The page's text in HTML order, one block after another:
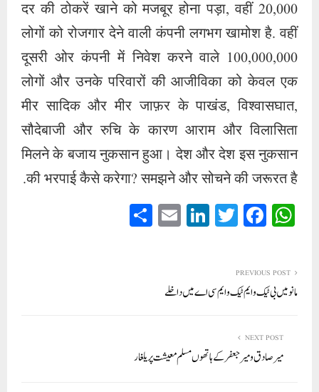
दर की ठोकरें खाने को मजबूर होना पड़ा, वहीं 20,000
लोगों को रोजगार देने वाली कंपनी लगभग खामोश है. वहीं
दूसरी ओर कंपनी में निवेश करने वाले 100,000,000
लोगों और उनके परिवारों की आजीविका को केवल एक
मीर सादिक और मीर जाफ़र के पाखंड, विश्वासघात,
सौदेबाजी और रुचि के कारण आराम और विलासिता
मिलने के बजाय नुकसान हुआ। देश और देश इस नुकसान
की भरपाई कैसे करेगा? समझने और सोचने की जरूरत है.
W
ha
A
pp
Fa
ce
ok
T
wi
r
Li
nk
In
E
m
PREVIOUS POST
مانو میں بی ٹیک و ایم ٹیک و ایم سی اے میں داخلے
NEXT POST
میر صادق و میر جعفر کے ہاتھوں مسلم معیشت پر یلغار